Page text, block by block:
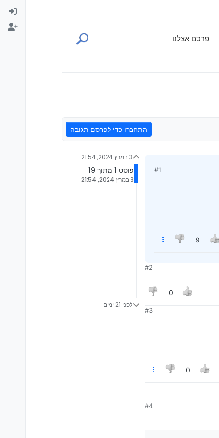
פרסם אצלנו
התחברו כדי לפרסם תגובה
#1
9
#2
0
#3
0
#4
3 במרץ 2024, 21:54
פוסט 1 מתוך 19
3 במרץ 2024, 21:54
לפני 21 ימים